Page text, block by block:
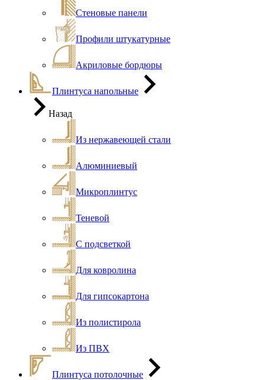
Стеновые панели
Профили штукатурные
Акриловые бордюры
Плинтуса напольные
Назад
Из нержавеющей стали
Алюминиевый
Микроплинтус
Теневой
С подсветкой
Для ковролина
Для гипсокартона
Из полистирола
Из ПВХ
Плинтуса потолочные